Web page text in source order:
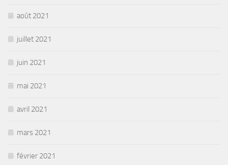
août 2021
juillet 2021
juin 2021
mai 2021
avril 2021
mars 2021
février 2021